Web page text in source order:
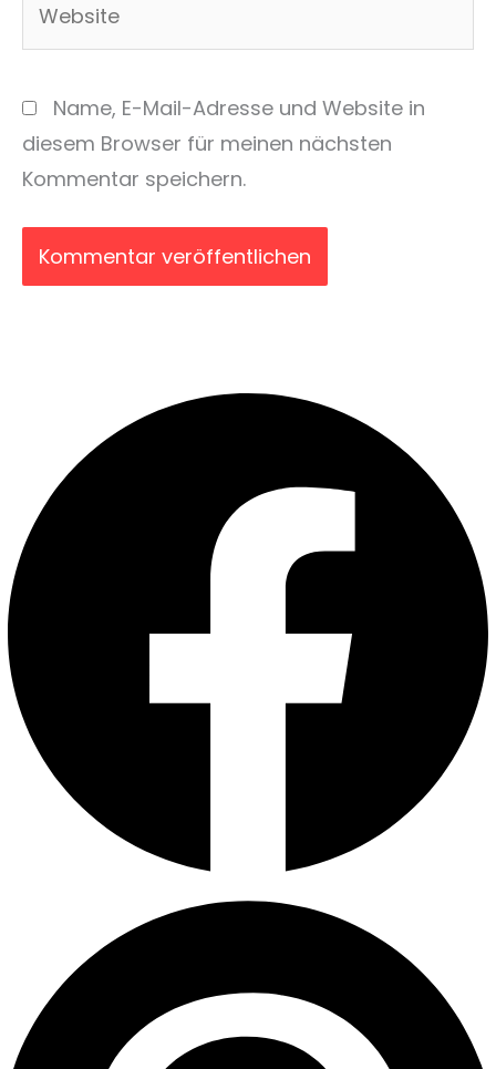
Name, E-Mail-Adresse und Website in
diesem Browser für meinen nächsten
Kommentar speichern.